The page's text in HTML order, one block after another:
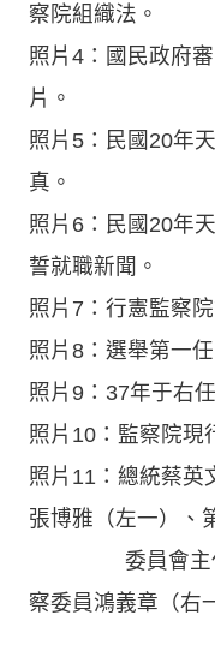
察院組織法。
照片4：國民政府
片。
照片5：民國20年
真。
照片6：民國20年
誓就職新聞。
照片7：行憲監察
照片8：選舉第一
照片9：37年于右
照片10：監察院現
照片11：總統蔡英
張博雅（左一）、
委員會主任委
察委員鴻義章（右